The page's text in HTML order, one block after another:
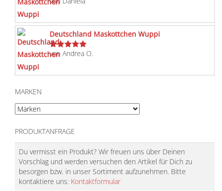
Deutschland Maskottchen Wuppi
Bewertet
von Andrea O.
MARKEN
PRODUKTANFRAGE
Du vermisst ein Produkt? Wir freuen uns über Deinen
Vorschlag und werden versuchen den Artikel für Dich zu
besorgen bzw. in unser Sortiment aufzunehmen. Bitte
kontaktiere uns: Kontaktformular